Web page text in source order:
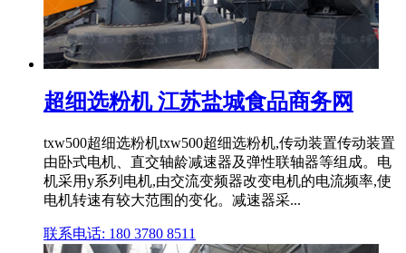
超细选粉机 江苏盐城食品商务网
txw500超细选粉机txw500超细选粉机,传动装置传动装置
由卧式电机、直交轴龄减速器及弹性联轴器等组成。电
机采用y系列电机,由交流变频器改变电机的电流频率,使
电机转速有较大范围的变化。减速器采...
联系电话: 180 3780 8511